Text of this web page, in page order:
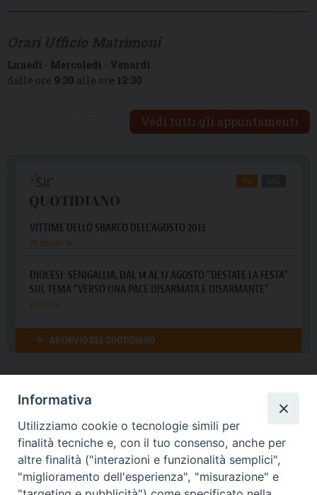
Lunedì - Mercoledì - Venerdì
dalle ore 9:30 alle ore 12:30
Vedi tutti gli appuntamenti
DIOCESI SUBURBICARIA DI ALBANO
Contatti:Tel.: 06.93268401 - Fax.: 06.9323844
E-mail:curia@diocesidialbano.it
Orari: dal Lunedì al Venerdì Ore: 9:00 - 13:00
Informativa
Utilizziamo cookie o tecnologie simili per
finalità tecniche e, con il tuo consenso, anche per
altre finalità ("interazioni e funzionalità semplici",
"miglioramento dell'esperienza", "misurazione" e